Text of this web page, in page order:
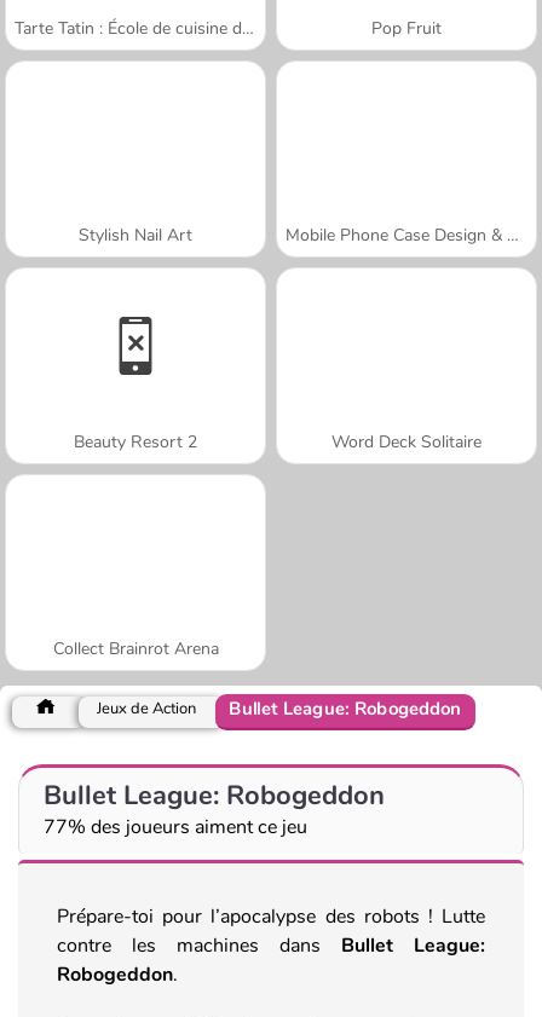
Tarte Tatin : École de cuisine de Sara Pop Fruit
Stylish Nail Art Mobile Phone Case Design & DIY
Beauty Resort 2 Word Deck Solitaire
Collect Brainrot Arena
Jeux de Action Bullet League: Robogeddon
Bullet League: Robogeddon
77% des joueurs aiment ce jeu
Prépare-toi pour l’apocalypse des robots ! Lutte
contre les machines dans Bullet League:
Robogeddon.